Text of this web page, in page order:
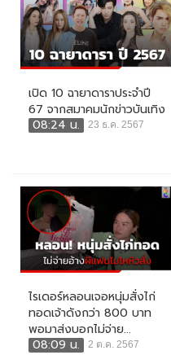
เปิด 10 ฉายาดาราประจำปี
67 จากสมาคมนักข่าวบันเทิง
08:24 น.
23 ธ.ค. 2567
ไรเดอร์หลอนเจอหนุ่มสั่งไก่
ทอดเจ้าดังกว่า 800 บาท
พอมาส่งบอกไม่จ่าย...
08:09 น.
2 ต.ค. 2567